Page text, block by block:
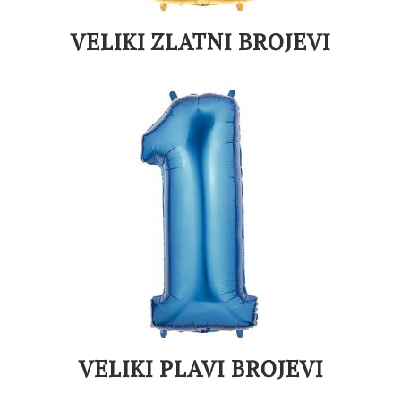
VELIKI ZLATNI BROJEVI
VELIKI PLAVI BROJEVI